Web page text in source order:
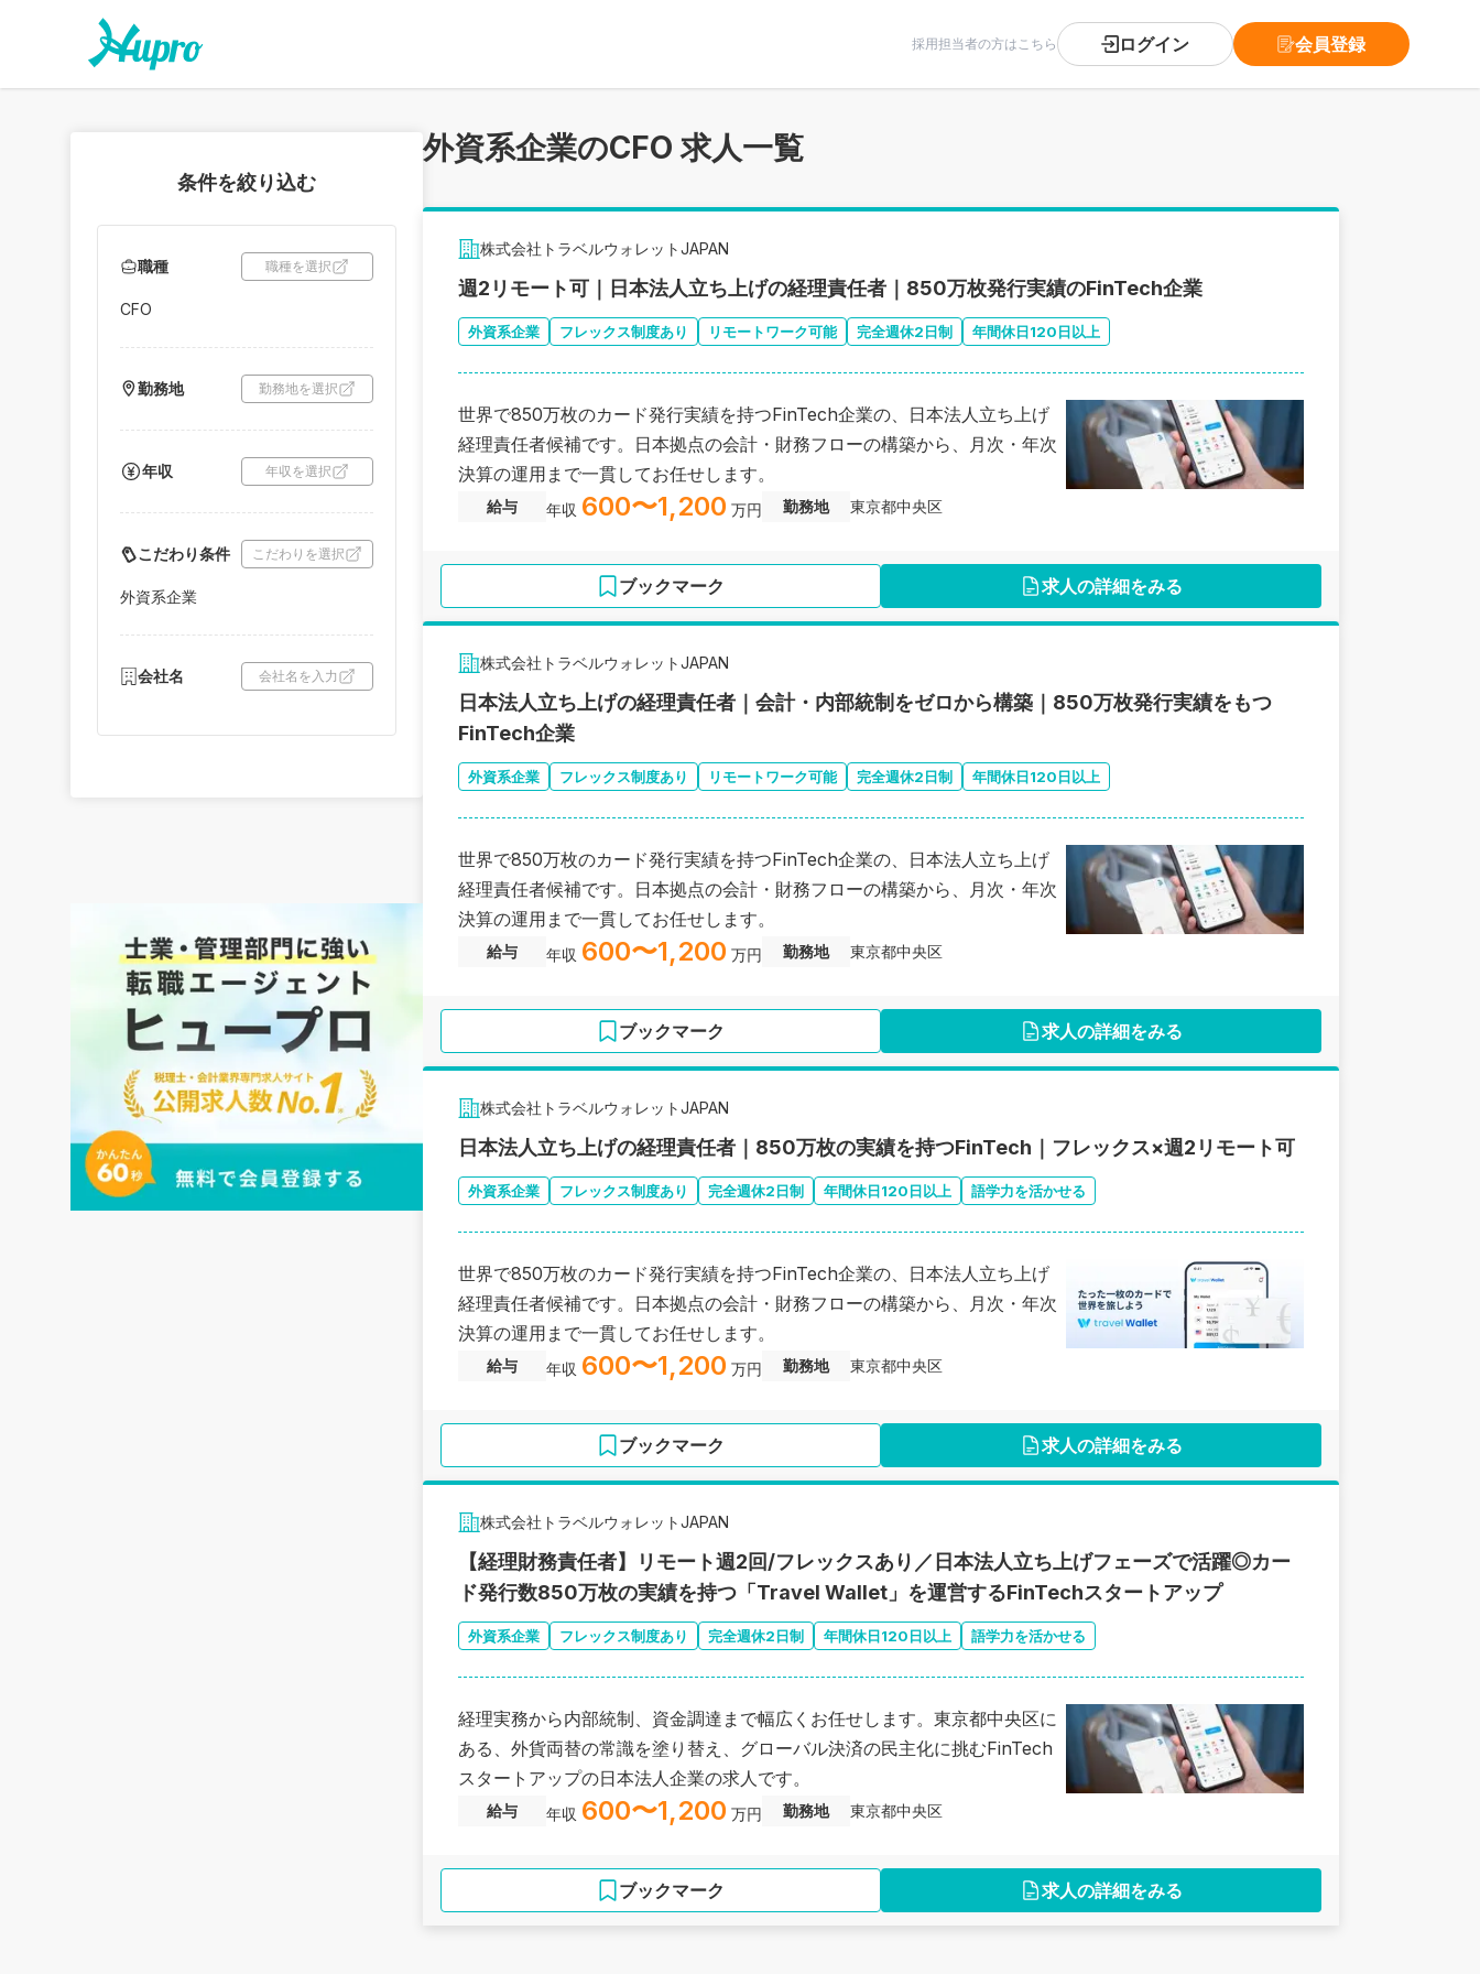
採用担当者の方はこちら ログイン 会員登録
条件を絞り込む
職種 職種を選択
CFO
勤務地 勤務地を選択
年収 年収を選択
こだわり条件 こだわりを選択
外資系企業
会社名 会社名を入力
外資系企業のCFO 求人一覧
株式会社トラベルウォレットJAPAN
週2リモート可｜日本法人立ち上げの経理責任者｜850万枚発行実績のFinTech企業
外資系企業 フレックス制度あり リモートワーク可能 完全週休2日制 年間休日120日以上
世界で850万枚のカード発行実績を持つFinTech企業の、日本法人立ち上げ
経理責任者候補です。日本拠点の会計・財務フローの構築から、月次・年次
決算の運用まで一貫してお任せします。
給与 年収 600〜1,200 万円 勤務地 東京都中央区
ブックマーク 求人の詳細をみる
株式会社トラベルウォレットJAPAN
日本法人立ち上げの経理責任者｜会計・内部統制をゼロから構築｜850万枚発行実績をもつ
FinTech企業
外資系企業 フレックス制度あり リモートワーク可能 完全週休2日制 年間休日120日以上
世界で850万枚のカード発行実績を持つFinTech企業の、日本法人立ち上げ
経理責任者候補です。日本拠点の会計・財務フローの構築から、月次・年次
決算の運用まで一貫してお任せします。
給与 年収 600〜1,200 万円 勤務地 東京都中央区
ブックマーク 求人の詳細をみる
株式会社トラベルウォレットJAPAN
日本法人立ち上げの経理責任者｜850万枚の実績を持つFinTech｜フレックス×週2リモート可
外資系企業 フレックス制度あり 完全週休2日制 年間休日120日以上 語学力を活かせる
世界で850万枚のカード発行実績を持つFinTech企業の、日本法人立ち上げ
経理責任者候補です。日本拠点の会計・財務フローの構築から、月次・年次
決算の運用まで一貫してお任せします。
給与 年収 600〜1,200 万円 勤務地 東京都中央区
ブックマーク 求人の詳細をみる
株式会社トラベルウォレットJAPAN
【経理財務責任者】リモート週2回/フレックスあり／日本法人立ち上げフェーズで活躍◎カー
ド発行数850万枚の実績を持つ「Travel Wallet」を運営するFinTechスタートアップ
外資系企業 フレックス制度あり 完全週休2日制 年間休日120日以上 語学力を活かせる
経理実務から内部統制、資金調達まで幅広くお任せします。東京都中央区に
ある、外貨両替の常識を塗り替え、グローバル決済の民主化に挑むFinTech
スタートアップの日本法人企業の求人です。
給与 年収 600〜1,200 万円 勤務地 東京都中央区
ブックマーク 求人の詳細をみる